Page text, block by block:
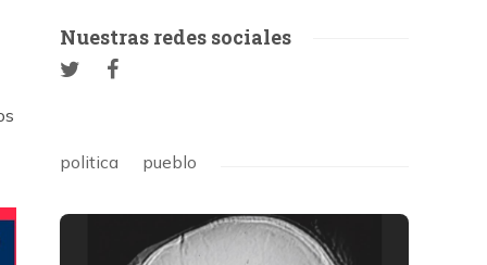
Nuestras redes sociales
politica pueblo